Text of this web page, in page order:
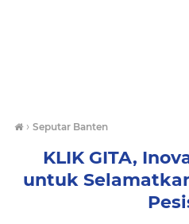
› Seputar Banten
KLIK GITA,
untuk